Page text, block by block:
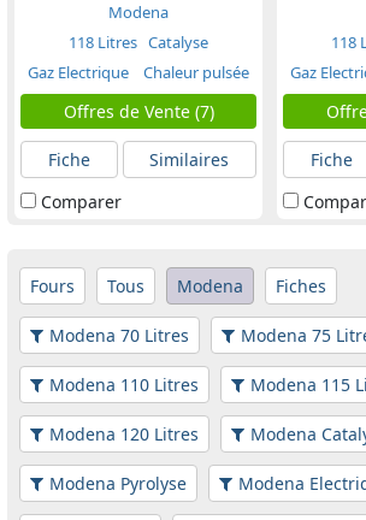
Modena
118 Litres Catalyse
Gaz Electrique
Chaleur pulsée
Offres de Vente (7)
Fiche
Similaires
Comparer
118
Gaz
Fiche
Fours Tous Modena Fiches
Modena 70 Litres Modena 75
Modena 110 Litres Modena 115
Modena 120 Litres Modena
Modena Pyrolyse Modena